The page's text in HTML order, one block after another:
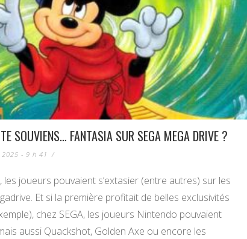
SOUVIENS… FANTASIA SUR SEGA MEGA DRIVE ?
- 9 h 41 /
les joueurs pouvaient s’extasier (entre autres) sur les
Et si la première profitait de belles exclusivités
chez SEGA, les joueurs Nintendo pouvaient
aussi Quackshot, Golden Axe ou encore les